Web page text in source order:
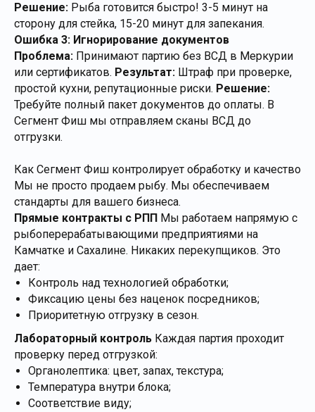
Решение: Рыба готовится быстро! 3-5 минут на
сторону для стейка, 15-20 минут для запекания.
Ошибка 3: Игнорирование документов
Проблема: Принимают партию без ВСД в Меркурии
или сертификатов. Результат: Штраф при проверке,
простой кухни, репутационные риски. Решение:
Требуйте полный пакет документов до оплаты. В
Сегмент Фиш мы отправляем сканы ВСД до
отгрузки.
Как Сегмент Фиш контролирует обработку и качество
Мы не просто продаем рыбу. Мы обеспечиваем
стандарты для вашего бизнеса.
Прямые контракты с РПП Мы работаем напрямую с
рыбоперерабатывающими предприятиями на
Камчатке и Сахалине. Никаких перекупщиков. Это
дает:
Контроль над технологией обработки;
Фиксацию цены без наценок посредников;
Приоритетную отгрузку в сезон.
Лабораторный контроль Каждая партия проходит
проверку перед отгрузкой:
Органолептика: цвет, запах, текстура;
Температура внутри блока;
Соответствие виду;